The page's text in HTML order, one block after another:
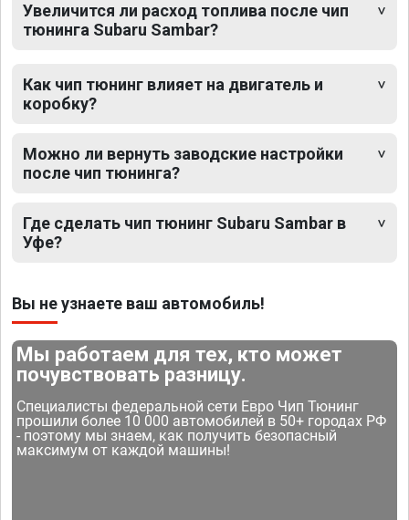
Увеличится ли расход топлива после чип
тюнинга Subaru Sambar?
Как чип тюнинг влияет на двигатель и
коробку?
Можно ли вернуть заводские настройки
после чип тюнинга?
Где сделать чип тюнинг Subaru Sambar в
Уфе?
Вы не узнаете ваш автомобиль!
Мы работаем для тех, кто может
почувствовать разницу.
Специалисты федеральной сети Евро Чип Тюнинг
прошили более 10 000 автомобилей в 50+ городах РФ
- поэтому мы знаем, как получить безопасный
максимум от каждой машины!